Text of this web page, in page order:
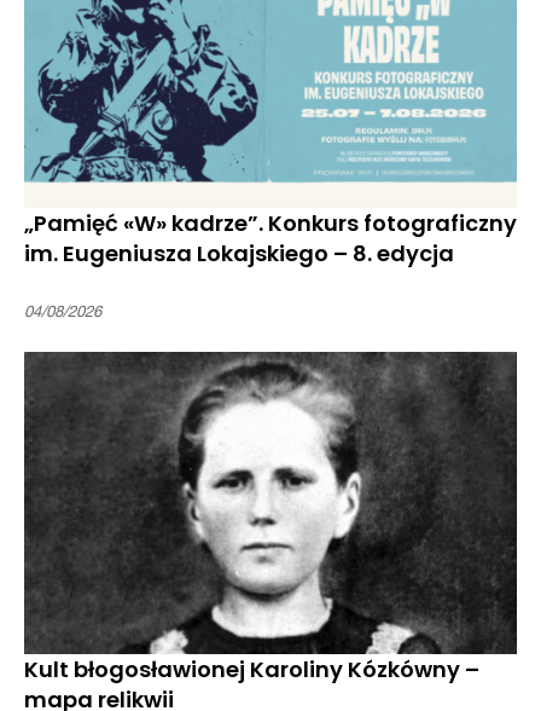
„Pamięć «W» kadrze”. Konkurs fotograficzny
im. Eugeniusza Lokajskiego – 8. edycja
04/08/2026
Kult błogosławionej Karoliny Kózkówny –
mapa relikwii